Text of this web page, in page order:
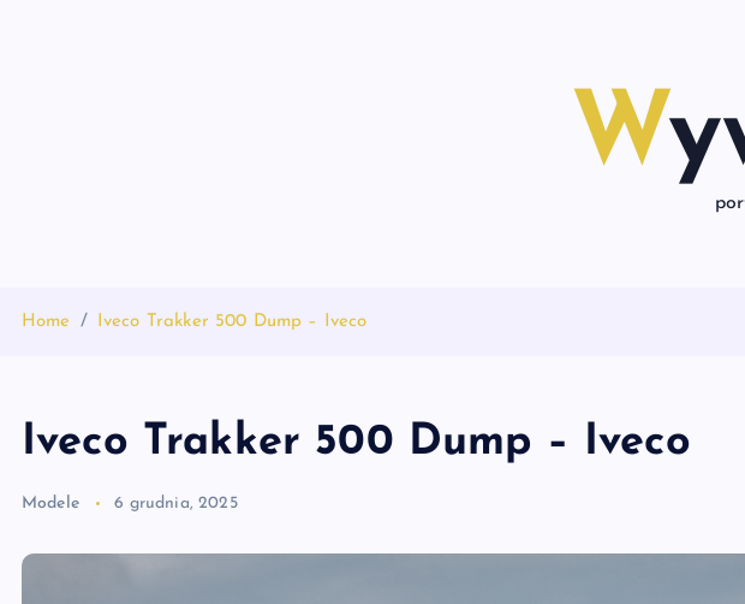
Home Iveco Trakker 500 Dump – Iveco
Iveco Trakker 500 Dump – Iveco
Modele 6 grudnia, 2025